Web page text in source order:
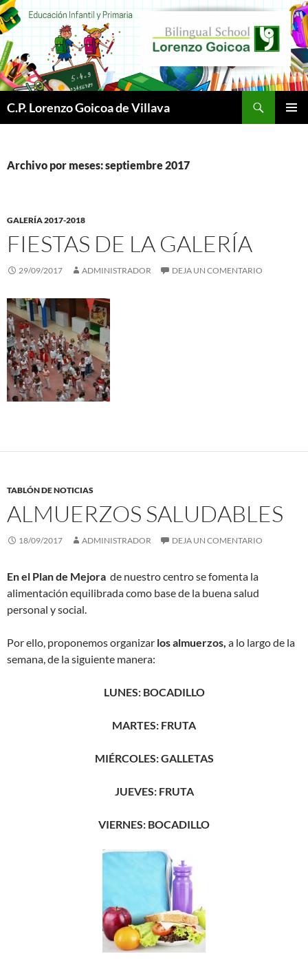
C.P. Lorenzo Goicoa de Villava
Archivo por meses: septiembre 2017
GALERÍA 2017-2018
FIESTAS DE LA GALERÍA
29/09/2017 ADMINISTRADOR DEJA UN COMENTARIO
TABLÓN DE NOTICIAS
ALMUERZOS SALUDABLES
18/09/2017 ADMINISTRADOR DEJA UN COMENTARIO
En el Plan de Mejora de nuestro centro se fomenta la
alimentación equilibrada como base de la buena salud
personal y social.
Por ello, proponemos organizar los almuerzos, a lo largo de la
semana, de la siguiente manera:
LUNES: BOCADILLO
MARTES: FRUTA
MIÉRCOLES: GALLETAS
JUEVES: FRUTA
VIERNES: BOCADILLO